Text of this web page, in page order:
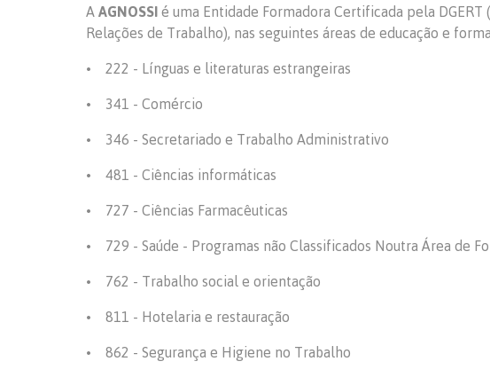
A AGNOSSI é uma Entidade Formadora Certificada pela
Relações de Trabalho), nas seguintes áreas de educação e
• 222 - Línguas e literaturas estrangeiras
• 341 - Comércio
• 346 - Secretariado e Trabalho Administrativo
• 481 - Ciências informáticas
• 727 - Ciências Farmacêuticas
• 729 - Saúde - Programas não Classificados Noutra Área de
• 762 - Trabalho social e orientação
• 811 - Hotelaria e restauração
• 862 - Segurança e Higiene no Trabalho